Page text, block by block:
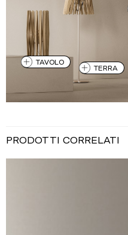
TERRA
TAVOLO
PRODOTTI CORRELATI